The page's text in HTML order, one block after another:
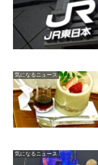
気になるニュース
気になるニュース